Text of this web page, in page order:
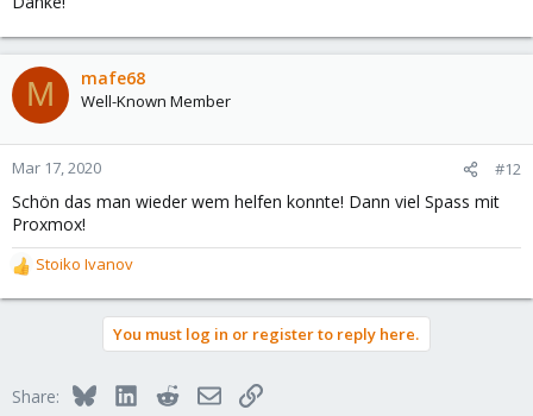
M mafe68
Well-Known Member
Mar 17, 2020 #12
Schön das man wieder wem helfen konnte! Dann viel Spass mit
Proxmox!
R
e
o
Stoiko Ivanov
You must log in or register to reply here.
Share: BlueskyLinkedInRedditEmailLink